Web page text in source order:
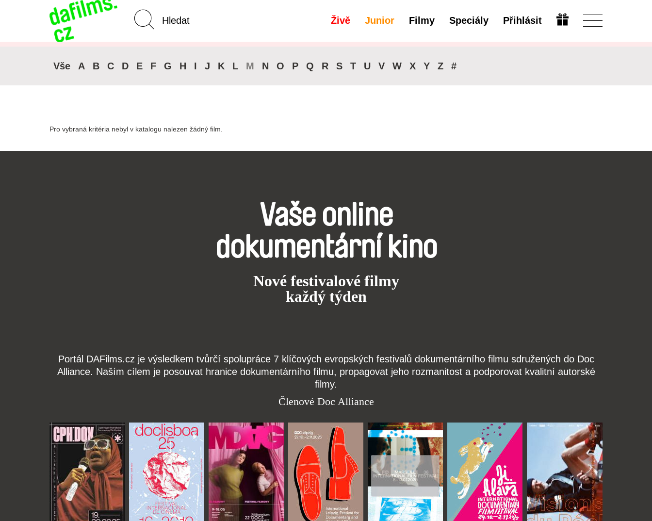
Živě Junior Filmy Speciály Přihlásit
Pokročilé vyhledávání Upravit
Vše A B C D E F G H I J K L M N O P Q R S T U V W X Y Z #
Pro vybraná kritéria nebyl v katalogu nalezen žádný film.
Vaše online
dokumentární kino
Nové festivalové filmy
každý týden
Portál DAFilms.cz je výsledkem tvůrčí spolupráce 7 klíčových evropských festivalů dokumentárního filmu sdružených do Doc
Alliance. Naším cílem je posouvat hranice dokumentárního filmu, propagovat jeho rozmanitost a podporovat kvalitní autorské
filmy.
Členové Doc Alliance